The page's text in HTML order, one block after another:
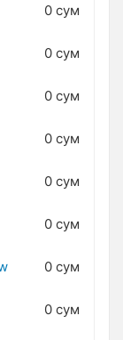
0 сум
0 сум
0 сум
0 сум
0 сум
0 сум
0 сум
0 сум